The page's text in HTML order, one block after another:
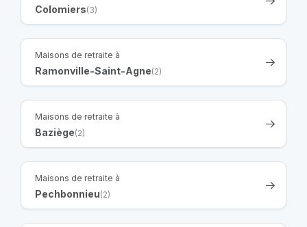
Colomiers(3)
Maisons de retraite à
Ramonville-Saint-Agne(2)
Maisons de retraite à
Baziège(2)
Maisons de retraite à
Pechbonnieu(2)